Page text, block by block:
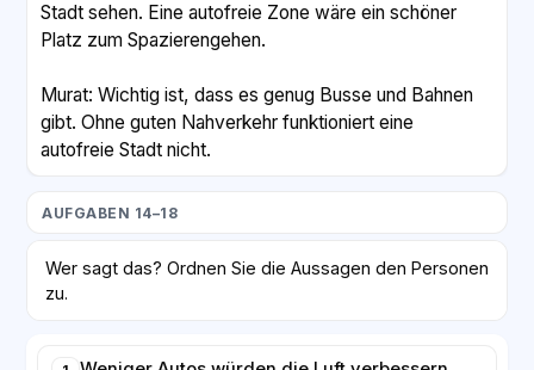
Stadt sehen. Eine autofreie Zone wäre ein schöner
Platz zum Spazierengehen.
Murat: Wichtig ist, dass es genug Busse und Bahnen
gibt. Ohne guten Nahverkehr funktioniert eine
autofreie Stadt nicht.
AUFGABEN 14–18
Wer sagt das? Ordnen Sie die Aussagen den Personen
zu.